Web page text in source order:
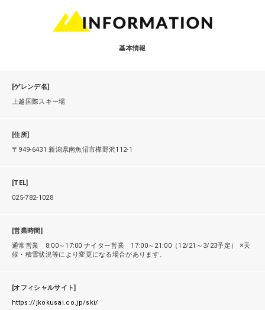
基本情報
[ゲレンデ名]
上越国際スキー場
[住所]
〒949-6431 新潟県南魚沼市樺野沢112-1
[TEL]
025-782-1028
[営業時間]
通常営業 8:00～17:00 ナイター営業 17:00～21:00（12/21～3/23予定） ※天
候・積雪状況等により変更になる場合があります。
[オフィシャルサイト]
https://jkokusai.co.jp/ski/